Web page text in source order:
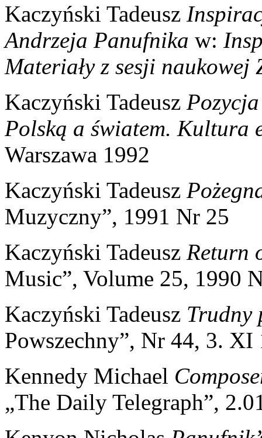
Kaczyński Tadeusz
Andrzeja Panufnika w:
Materiały z sesji naukowej
Kaczyński Tadeusz
Polską a światem. Kultura
Warszawa 1992
Kaczyński Tadeusz
Muzyczny”, 1991 Nr 25
Kaczyński Tadeusz Return
Music”, Volume 25, 1990
Kaczyński Tadeusz Trudny
Powszechny”, Nr 44, 3. XI
Kennedy Michael
„The Daily Telegraph”,